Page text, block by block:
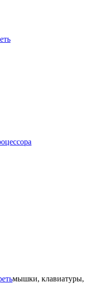
мышки, клавиатуры,